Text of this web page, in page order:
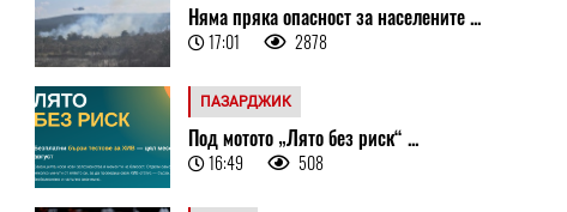
Няма пряка опасност за населените ...
17:01 2878
ПАЗАРДЖИК
Под мотото „Лято без риск“ ...
16:49 508